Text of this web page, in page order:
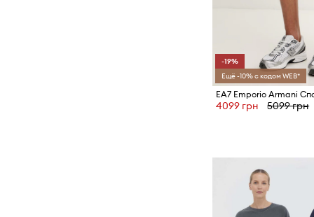
-19%
Ещё -10% с кодом WEB*
4099 грн 5099 грн